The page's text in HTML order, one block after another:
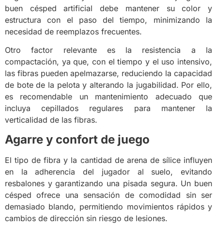
buen césped artificial debe mantener su color y
estructura con el paso del tiempo, minimizando la
necesidad de reemplazos frecuentes.
Otro factor relevante es la resistencia a la
compactación, ya que, con el tiempo y el uso intensivo,
las fibras pueden apelmazarse, reduciendo la capacidad
de bote de la pelota y alterando la jugabilidad. Por ello,
es recomendable un mantenimiento adecuado que
incluya cepillados regulares para mantener la
verticalidad de las fibras.
Agarre y confort de juego
El tipo de fibra y la cantidad de arena de sílice influyen
en la adherencia del jugador al suelo, evitando
resbalones y garantizando una pisada segura. Un buen
césped ofrece una sensación de comodidad sin ser
demasiado blando, permitiendo movimientos rápidos y
cambios de dirección sin riesgo de lesiones.